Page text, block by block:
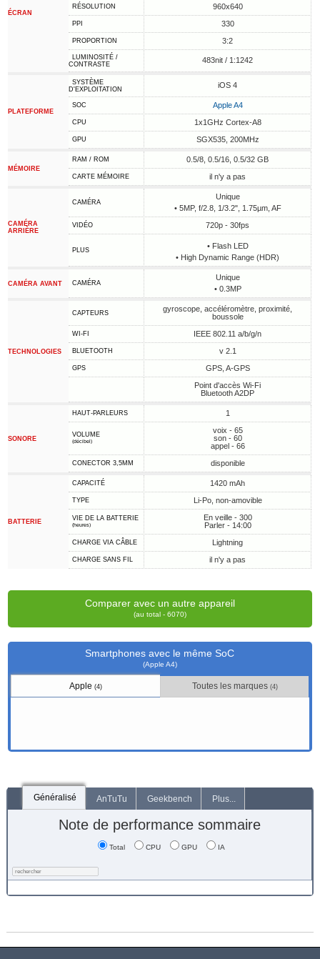
ÉCRAN
RÉSOLUTION 960x640
PPI 330
PROPORTION 3:2
LUMINOSITÉ /
CONTRASTE
483nit / 1:1242
PLATEFORME
SYSTÈME
D'EXPLOITATION
iOS 4
SOC Apple A4
CPU 1x1GHz Cortex-A8
GPU SGX535, 200MHz
MÉMOIRE
RAM / ROM 0.5/8, 0.5/16, 0.5/32 GB
CARTE MÉMOIRE il n'y a pas
CAMÉRA
ARRIÈRE
CAMÉRA
Unique
• 5MP, f/2.8, 1/3.2", 1.75µm, AF
VIDÉO 720p - 30fps
PLUS
• Flash LED
• High Dynamic Range (HDR)
CAMÉRA AVANT CAMÉRA
Unique
• 0.3MP
TECHNOLOGIES
CAPTEURS
gyroscope, accéléromètre, proximité,
boussole
WI-FI IEEE 802.11 a/b/g/n
BLUETOOTH v 2.1
GPS
GPS, A-GPS
Point d'accès Wi-Fi
Bluetooth A2DP
SONORE
HAUT-PARLEURS 1
VOLUME
(décibel)
voix - 65
son - 60
appel - 66
CONECTOR 3,5MM disponible
BATTERIE
CAPACITÉ 1420 mAh
TYPE Li-Po, non-amovible
VIE DE LA BATTERIE
(heures)
En veille - 300
Parler - 14:00
CHARGE VIA CÂBLE Lightning
CHARGE SANS FIL il n'y a pas
Comparer avec un autre appareil
(au total - 6070)
Smartphones avec le même SoC
(Apple A4)
Apple(4) Toutes les marques (4)
Généralisé AnTuTu Geekbench Plus...
Note de performance sommaire
Total CPU GPU IA